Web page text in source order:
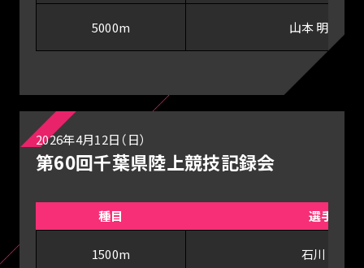
5000m 山本 明日香
2026年4月12日（日）
第60回千葉県陸上競技記録会
種目 選手
1500m 石川 蘭